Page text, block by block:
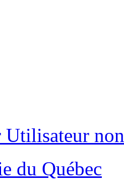
Utilisateur
du Québec